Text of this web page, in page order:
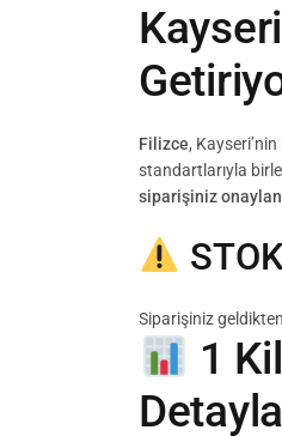
Filizce,
standartlarıyla
siparişiniz
Siparişiniz
1